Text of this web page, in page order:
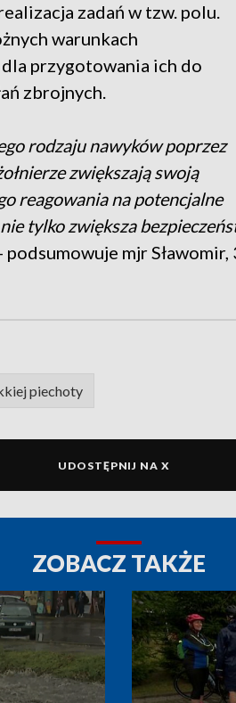
zadań w tzw. polu.
warunkach
przygotowania ich do
zbrojnych.
rodzaju nawyków poprzez
zwiększają swoją
reagowania na potencjalne
tylko zwiększa
podsumowuje mjr Sławomir,
piechoty
UDOSTĘPNIJ NA X
ZOBACZ TAKŻE